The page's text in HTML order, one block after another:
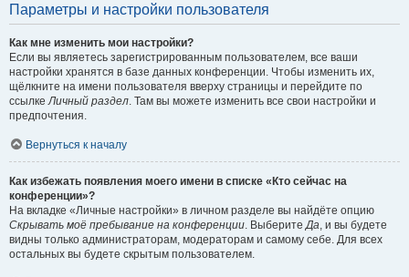
Параметры и настройки пользователя
Как мне изменить мои настройки?
Если вы являетесь зарегистрированным пользователем, все ваши
настройки хранятся в базе данных конференции. Чтобы изменить их,
щёлкните на имени пользователя вверху страницы и перейдите по
ссылке Личный раздел . Там вы можете изменить все свои настройки и
предпочтения.
Вернуться к началу
Как избежать появления моего имени в списке «Кто сейчас на
конференции»?
На вкладке «Личные настройки» в личном разделе вы найдёте опцию
Скрывать моё пребывание на конференции . Выберите Да , и вы будете
видны только администраторам, модераторам и самому себе. Для всех
остальных вы будете скрытым пользователем.